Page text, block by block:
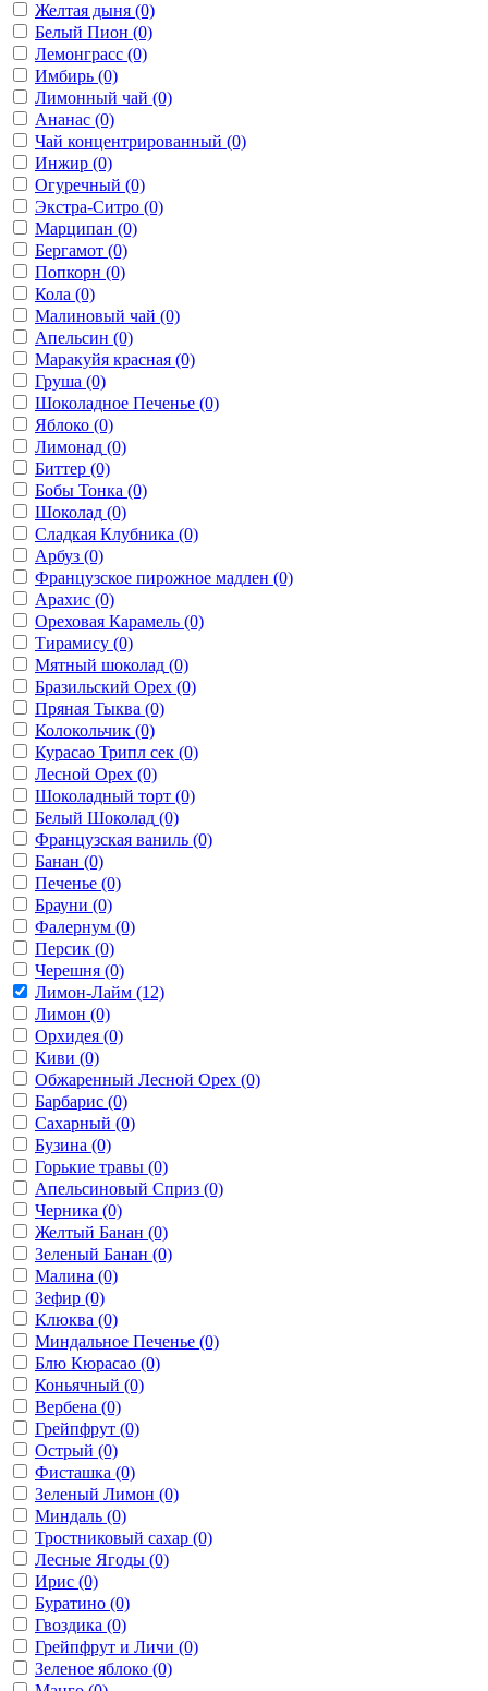
Желтая дыня (0)
Белый Пион (0)
Лемонграсс (0)
Имбирь (0)
Лимонный чай (0)
Ананас (0)
Чай концентрированный (0)
Инжир (0)
Огуречный (0)
Экстра-Ситро (0)
Марципан (0)
Бергамот (0)
Попкорн (0)
Кола (0)
Малиновый чай (0)
Апельсин (0)
Маракуйя красная (0)
Груша (0)
Шоколадное Печенье (0)
Яблоко (0)
Лимонад (0)
Биттер (0)
Бобы Тонка (0)
Шоколад (0)
Сладкая Клубника (0)
Арбуз (0)
Французское пирожное мадлен (0)
Арахис (0)
Ореховая Карамель (0)
Тирамису (0)
Мятный шоколад (0)
Бразильский Орех (0)
Пряная Тыква (0)
Колокольчик (0)
Курасао Трипл сек (0)
Лесной Орех (0)
Шоколадный торт (0)
Белый Шоколад (0)
Французская ваниль (0)
Банан (0)
Печенье (0)
Брауни (0)
Фалернум (0)
Персик (0)
Черешня (0)
Лимон-Лайм (12)
Лимон (0)
Орхидея (0)
Киви (0)
Обжаренный Лесной Орех (0)
Барбарис (0)
Сахарный (0)
Бузина (0)
Горькие травы (0)
Апельсиновый Сприз (0)
Черника (0)
Желтый Банан (0)
Зеленый Банан (0)
Малина (0)
Зефир (0)
Клюква (0)
Миндальное Печенье (0)
Блю Кюрасао (0)
Коньячный (0)
Вербена (0)
Грейпфрут (0)
Острый (0)
Фисташка (0)
Зеленый Лимон (0)
Миндаль (0)
Тростниковый сахар (0)
Лесные Ягоды (0)
Ирис (0)
Буратино (0)
Гвоздика (0)
Грейпфрут и Личи (0)
Зеленое яблоко (0)